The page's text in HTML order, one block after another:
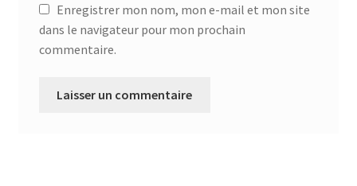
Enregistrer mon nom, mon e-mail et mon site
dans le navigateur pour mon prochain
commentaire.